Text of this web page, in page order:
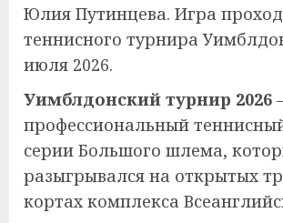
Юлия Путинцева. Игра
теннисного турнира
июля 2026.
Уимблдонский турнир 2026
профессиональный
серии Большого шлема,
разыгрывался на открытых
кортах комплекса